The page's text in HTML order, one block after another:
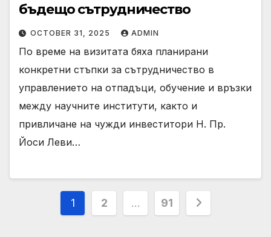
бъдещо сътрудничество
OCTOBER 31, 2025 ADMIN
По време на визитата бяха планирани
конкретни стъпки за сътрудничество в
управлението на отпадъци, обучение и връзки
между научните институти, както и
привличане на чужди инвеститори Н. Пр.
Йоси Леви…
Posts
1 2 … 91